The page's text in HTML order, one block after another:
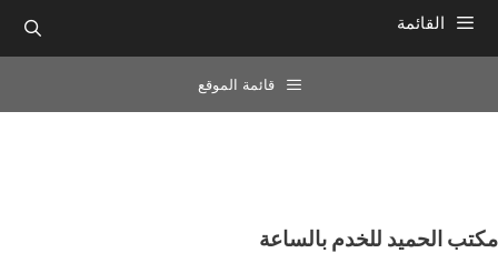
القائمة
قائمة الموقع
مكتب الحميد للخدم بالساعة